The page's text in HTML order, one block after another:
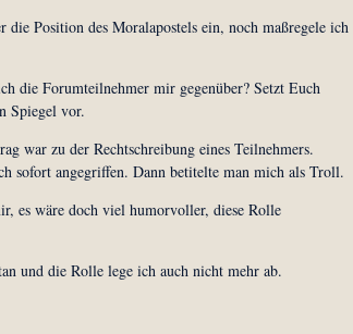
die Position des Moralapostels ein, noch maßregele ich
die Forumteilnehmer mir gegenüber? Setzt Euch
Spiegel vor.
war zu der Rechtschreibung eines Teilnehmers.
sofort angegriffen. Dann betitelte man mich als Troll.
es wäre doch viel humorvoller, diese Rolle
und die Rolle lege ich auch nicht mehr ab.